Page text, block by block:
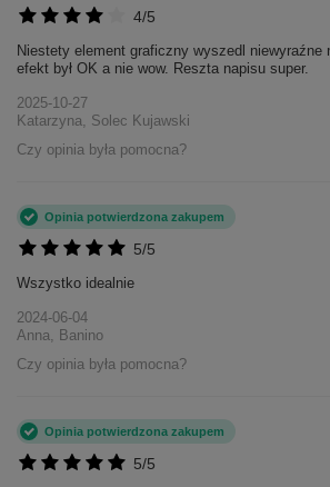
4/5
Niestety element graficzny wyszedl niewyraźne
efekt był OK a nie wow. Reszta napisu super.
2025-10-27
Katarzyna, Solec Kujawski
Czy opinia była pomocna?
5/5
Opinia potwierdzona zakupem
Wszystko idealnie
2024-06-04
Anna, Banino
Czy opinia była pomocna?
5/5
Opinia potwierdzona zakupem